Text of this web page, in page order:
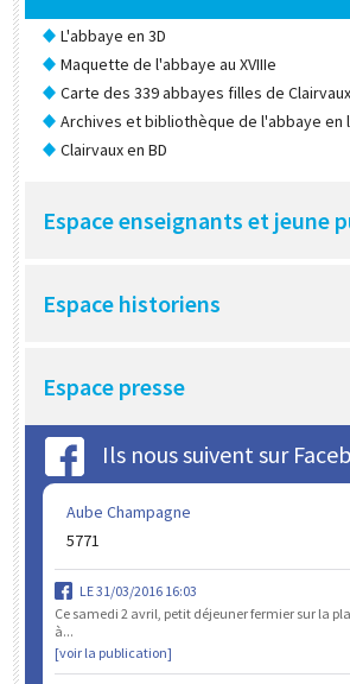
L'abbaye en 3D
Maquette de l'abbaye au XVIIIe
Carte des 339 abbayes filles de Clairvaux
Archives et bibliothèque de l'abbaye en
Clairvaux en BD
Espace enseignants et jeune
Espace historiens
Espace presse
Ils nous suivent sur
Aube Champagne
5771
LE 31/03/2016 16:03
Ce samedi 2 avril, petit déjeuner fermier sur la
à...
[voir la publication]